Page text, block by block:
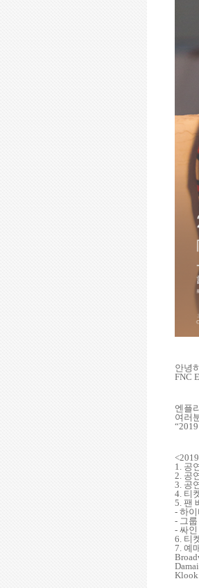
안녕
FNC
엔플
여러
“
<
1. 공
2. 공
3. 공
4. 티
5. 팬
- 하이
- 그
- 싸인
6. 티
7. 예